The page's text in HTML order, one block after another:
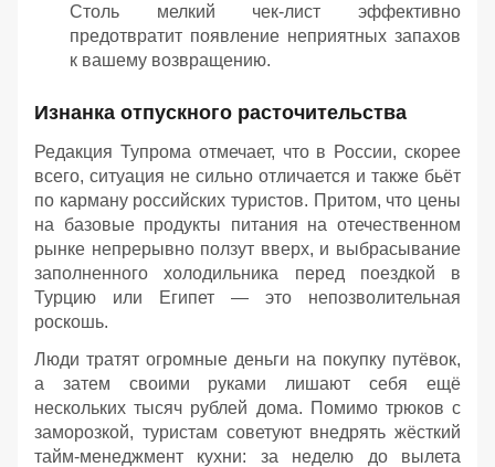
Столь мелкий чек-лист эффективно
предотвратит появление неприятных запахов
к вашему возвращению.
Изнанка отпускного расточительства
Редакция Тупрома отмечает, что в России, скорее
всего, ситуация не сильно отличается и также бьёт
по карману российских туристов. Притом, что цены
на базовые продукты питания на отечественном
рынке непрерывно ползут вверх, и выбрасывание
заполненного холодильника перед поездкой в
Турцию или Египет — это непозволительная
роскошь.
Люди тратят огромные деньги на покупку путёвок,
а затем своими руками лишают себя ещё
нескольких тысяч рублей дома. Помимо трюков с
заморозкой, туристам советуют внедрять жёсткий
тайм-менеджмент кухни: за неделю до вылета